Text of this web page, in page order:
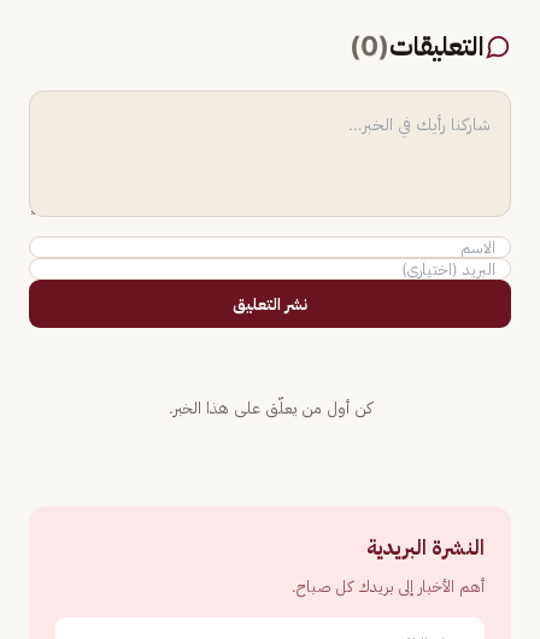
التعليقات(
0
)
نشر التعليق
كن أول من يعلّق على هذا الخبر.
النشرة البريدية
أهم الأخبار إلى بريدك كل صباح.